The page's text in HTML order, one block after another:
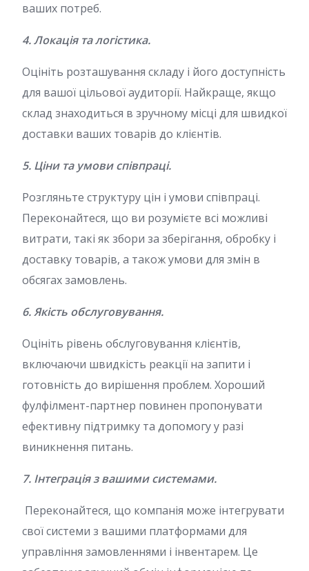
ваших потреб.
4. Локація та логістика.
Оцініть розташування складу і його доступність
для вашої цільової аудиторії. Найкраще, якщо
склад знаходиться в зручному місці для швидкої
доставки ваших товарів до клієнтів.
5. Ціни та умови співпраці.
Розгляньте структуру цін і умови співпраці.
Переконайтеся, що ви розумієте всі можливі
витрати, такі як збори за зберігання, обробку і
доставку товарів, а також умови для змін в
обсягах замовлень.
6. Якість обслуговування.
Оцініть рівень обслуговування клієнтів,
включаючи швидкість реакції на запити і
готовність до вирішення проблем. Хороший
фулфілмент-партнер повинен пропонувати
ефективну підтримку та допомогу у разі
виникнення питань.
7. Інтеграція з вашими системами.
Переконайтеся, що компанія може інтегрувати
свої системи з вашими платформами для
управління замовленнями і інвентарем. Це